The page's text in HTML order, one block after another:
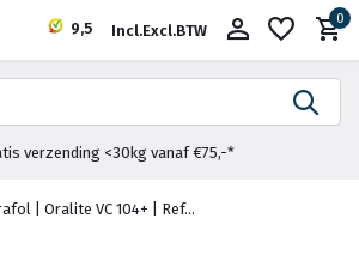
9,5 Incl.Excl.BTW
0
verzending <30kg vanaf €75,-*
| Oralite VC 104+ | Ref...